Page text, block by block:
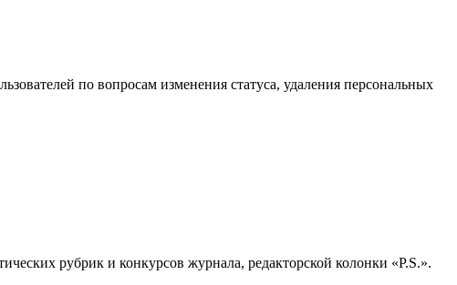
по вопросам изменения статуса, удаления персональных
рубрик и конкурсов журнала, редакторской колонки «P.S.».